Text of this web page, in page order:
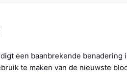
een baanbrekende benadering
te maken van de nieuwste